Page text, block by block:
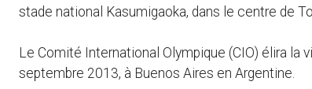
stade national Kasumigaoka, dans le centre de
Le Comité International Olympique (CIO) élira
septembre 2013, à Buenos Aires en Argentine.